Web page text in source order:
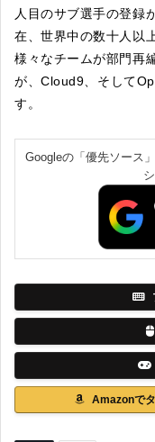
人目のサブ選手の登録
在、世界中の数十人以
様々なチームが部門再
が、Cloud9、そして
す。
Googleの「優先ソース
Amazonで